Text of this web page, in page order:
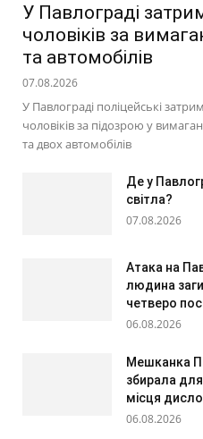
У Павлограді
чоловіків за
та автомобілів
07.08.2026
У Павлограді поліцейські
чоловіків за підозрою у
та двох автомобілів
Де у
світла?
07.08.2026
Атака на
людина
четверо
06.08.2026
Мешканка
збирала
місця
06.08.2026